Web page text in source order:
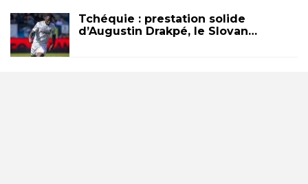
Tchéquie : prestation solide
d’Augustin Drakpé, le Slovan…